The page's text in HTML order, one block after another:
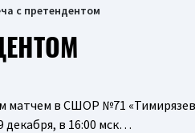
с претендентом
матчем в СШОР №71
декабря, в 16:00 мск…